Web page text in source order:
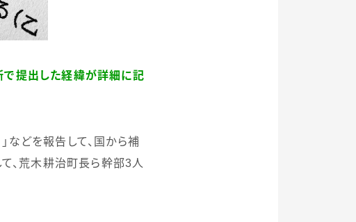
提出した経緯が詳細に記
どを報告して、国から補
、荒木耕治町長ら幹部3人